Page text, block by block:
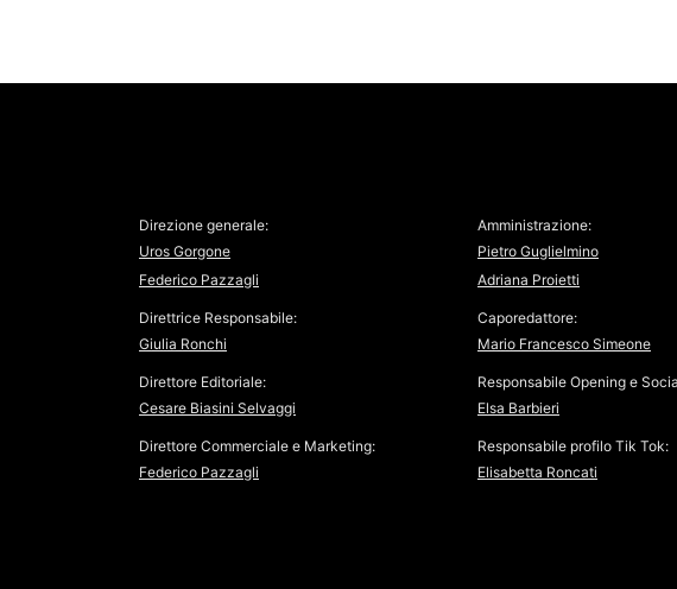
Direzione generale:
Uros Gorgone
Federico Pazzagli
Direttrice Responsabile:
Giulia Ronchi
Direttore Editoriale:
Cesare Biasini Selvaggi
Direttore Commerciale e Marketing:
Federico Pazzagli
Amministrazione:
Pietro Guglielmino
Adriana Proietti
Caporedattore:
Mario Francesco Simeone
Responsabile Opening e
Elsa Barbieri
Responsabile profilo Tik Tok:
Elisabetta Roncati